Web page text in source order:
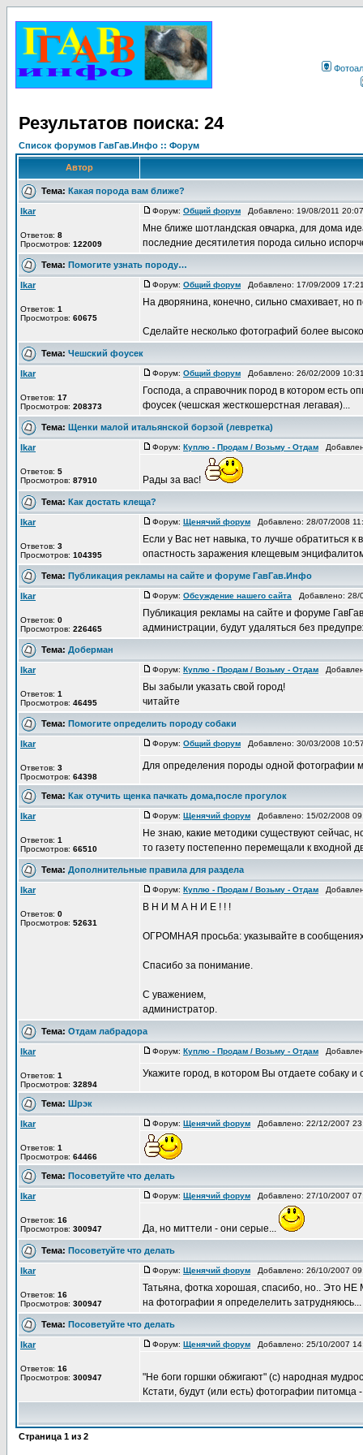
Результатов поиска: 24
Список форумов ГавГав.Инфо :: Форум
Автор
Тема: Какая порода вам ближе?
Ikar
Ответов: 8
Просмотров: 122009
Форум: Общий форум Добавлено: 19/08/2011
Мне ближе шотландская овчарка, для дома
последние десятилетия порода сильно
Тема: Помогите узнать породу…
Ikar
Ответов: 1
Просмотров: 60675
Форум: Общий форум Добавлено: 17/09/2009
На дворянина, конечно, сильно смахивает, но
Сделайте несколько фотографий более
Тема: Чешский фоусек
Ikar
Ответов: 17
Просмотров: 208373
Форум: Общий форум Добавлено: 26/02/2009
Господа, а справочник пород в котором есть
фоусек (чешская жесткошерстная легавая)...
Тема: Щенки малой итальянской борзой (левретка)
Ikar
Ответов: 5
Просмотров: 87910
Форум: Куплю - Продам / Возьму - Отдам
Рады за вас!
Тема: Как достать клеща?
Ikar
Ответов: 3
Просмотров: 104395
Форум: Щенячий форум Добавлено: 28/07/2008
Если у Вас нет навыка, то лучше обратиться к
опастность заражения клещевым
Тема: Публикация рекламы на сайте и форуме ГавГав.Инфо
Ikar
Ответов: 0
Просмотров: 226465
Форум: Обсуждение нашего сайта Добавлено:
Публикация рекламы на сайте и форуме
администрации, будут удаляться без
Тема: Доберман
Ikar
Ответов: 1
Просмотров: 46495
Форум: Куплю - Продам / Возьму - Отдам
Вы забыли указать свой город!
читайте
Тема: Помогите определить породу собаки
Ikar
Ответов: 3
Просмотров: 64398
Форум: Общий форум Добавлено: 30/03/2008
Для определения породы одной фотографии
Тема: Как отучить щенка пачкать дома,после прогулок
Ikar
Ответов: 1
Просмотров: 66510
Форум: Щенячий форум Добавлено: 15/02/2008
Не знаю, какие методики существуют сейчас,
то газету постепенно перемещали к входной
Тема: Дополнительные правила для раздела
Ikar
Ответов: 0
Просмотров: 52631
Форум: Куплю - Продам / Возьму - Отдам
В Н И М А Н И Е ! ! !
ОГРОМНАЯ просьба: указывайте в сообщениях
Спасибо за понимание.
С уважением,
администратор.
Тема: Отдам лабрадора
Ikar
Ответов: 1
Просмотров: 32894
Форум: Куплю - Продам / Возьму - Отдам
Укажите город, в котором Вы отдаете собаку и
Тема: Шрэк
Ikar
Ответов: 1
Просмотров: 64466
Форум: Щенячий форум Добавлено: 22/12/2007
Тема: Посоветуйте что делать
Ikar
Ответов: 16
Просмотров: 300947
Форум: Щенячий форум Добавлено: 27/10/2007
Да, но миттели - они серые...
Тема: Посоветуйте что делать
Ikar
Ответов: 16
Просмотров: 300947
Форум: Щенячий форум Добавлено: 26/10/2007
Татьяна, фотка хорошая, спасибо, но.. Это НЕ
на фотографии я определелить затрудняюсь...
Тема: Посоветуйте что делать
Ikar
Ответов: 16
Просмотров: 300947
Форум: Щенячий форум Добавлено: 25/10/2007
"Не боги горшки обжигают" (с) народная
Кстати, будут (или есть) фотографии
Страница 1 из 2